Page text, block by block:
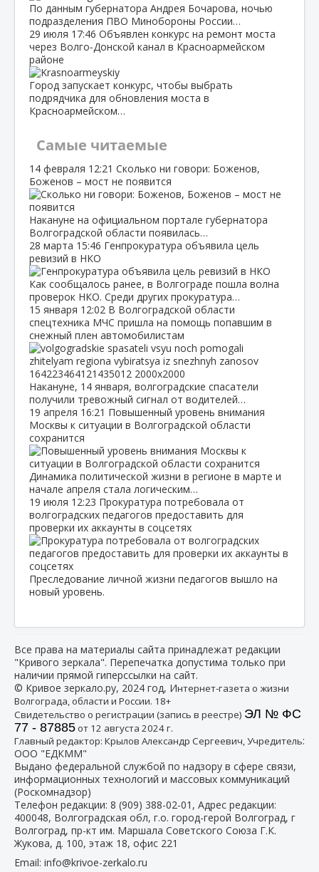
По данным губернатора Андрея Бочарова, ночью
подразделения ПВО Минобороны России…
29 июля 17:46 Объявлен конкурс на ремонт моста
через Волго‑Донской канал в Красноармейском
районе
Город запускает конкурс, чтобы выбрать
подрядчика для обновления моста в
Красноармейском…
Самые читаемые
14 февраля 12:21 Сколько ни говори: Боженов,
Боженов – мост не появится
Накануне на официальном портале губернатора
Волгоградской области появилась…
28 марта 15:46 Генпрокуратура объявила цель
ревизий в НКО
Как сообщалось ранее, в Волгограде пошла волна
проверок НКО. Среди других прокуратура…
15 января 12:02 В Волгоградской области
спецтехника МЧС пришла на помощь попавшим в
снежный плен автомобилистам
Накануне, 14 января, волгоградские спасатели
получили тревожный сигнал от водителей…
19 апреля 16:21 Повышенный уровень внимания
Москвы к ситуации в Волгоградской области
сохранится
Динамика политической жизни в регионе в марте и
начале апреля стала логическим…
19 июля 12:23 Прокуратура потребовала от
волгоградских педагогов предоставить для
проверки их аккаунты в соцсетях
Преследование личной жизни педагогов вышло на
новый уровень.
Все права на материалы сайта принадлежат редакции
"Кривого зеркала". Перепечатка допустима только при
наличии прямой гиперссылки на сайт.
© Кривое зеркало.ру, 2024 год, Интернет-газета о жизни
Волгограда, области и России. 18+
Свидетельство о регистрации (запись в реестре) ЭЛ № ФС
77 - 87885от 12 августа 2024 г.
Главный редактор: Крылов Александр Сергеевич, Учредитель:
ООО "ЕДКММ"
Выдано федеральной службой по надзору в сфере связи,
информационных технологий и массовых коммуникаций
(Роскомнадзор)
Телефон редакции: 8 (909) 388-02-01 , Адрес редакции:
400048, Волгоградская обл, г.о. город-герой Волгоград, г
Волгоград, пр-кт им. Маршала Советского Союза Г.К.
Жукова, д. 100, этаж 18, офис 221
Email: info@krivoe-zerkalo.ru